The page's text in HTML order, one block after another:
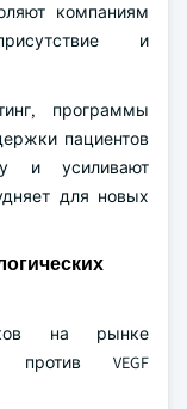
компаниям
и
программы
пациентов
и усиливают
для новых
на рынке
против VEGF